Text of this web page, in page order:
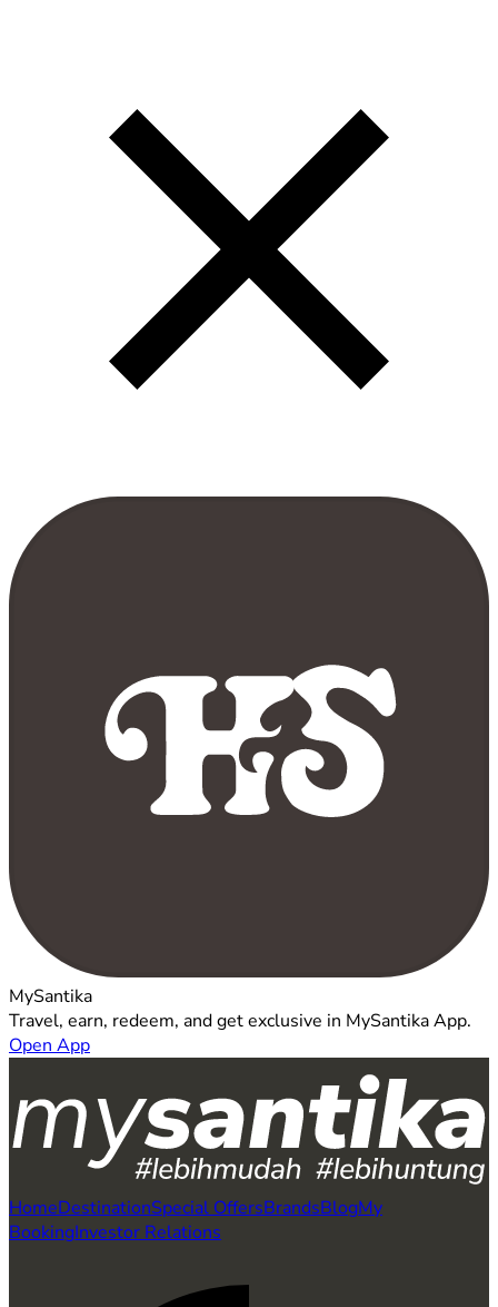
MySantika
Travel, earn, redeem, and get exclusive in MySantika App.
Open App
HomeDestinationSpecial OffersBrandsBlogMy
BookingInvestor Relations